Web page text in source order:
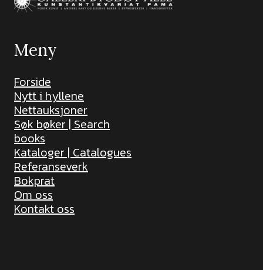
Meny
Forside
Nytt i hyllene
Nettauksjoner
Søk bøker | Search
books
Kataloger | Catalogues
Referanseverk
Bokprat
Om oss
Kontakt oss